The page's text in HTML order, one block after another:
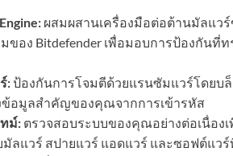
ผสมผสานเครื่องมือต่อต้านมัลแว
อง Bitdefender เพื่อมอบการป้องกันที่
:ป้องกันการโจมตีด้วยแรนซัมแวร์โดยบ
อมูลสำคัญของคุณจากการเข้ารหัส
ม์: ตรวจสอบระบบของคุณอย่างต่อเนื่อง
ลแวร์ สปายแวร์ แอดแวร์ และซอฟต์แว